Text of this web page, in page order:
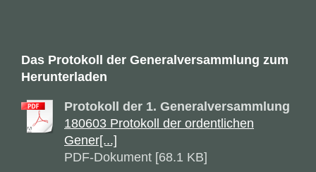
Das Protokoll der Generalversammlung zum
Herunterladen
Protokoll der 1. Generalversammlung
180603 Protokoll der ordentlichen
Gener[...]
PDF-Dokument [68.1 KB]